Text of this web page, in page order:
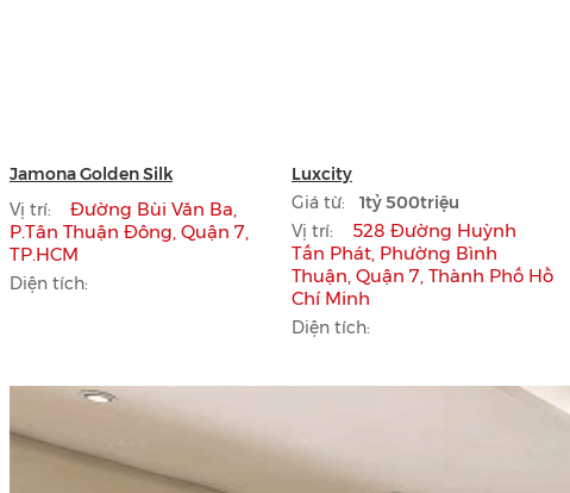
Jamona Golden Silk
Vị trí: Đường Bùi Văn Ba,
P.Tân Thuận Đông, Quận 7,
TP.HCM
Diện tích:
Luxcity
Giá từ: 1tỷ 500triệu
Vị trí: 528 Đường Huỳnh
Tấn Phát, Phường Bình
Thuận, Quận 7, Thành Phố Hồ
Chí Minh
Diện tích: